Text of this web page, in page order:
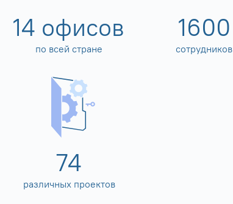
14 офисов
по всей стране
1600
сотрудников
80
различных проектов